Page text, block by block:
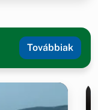
Továbbiak